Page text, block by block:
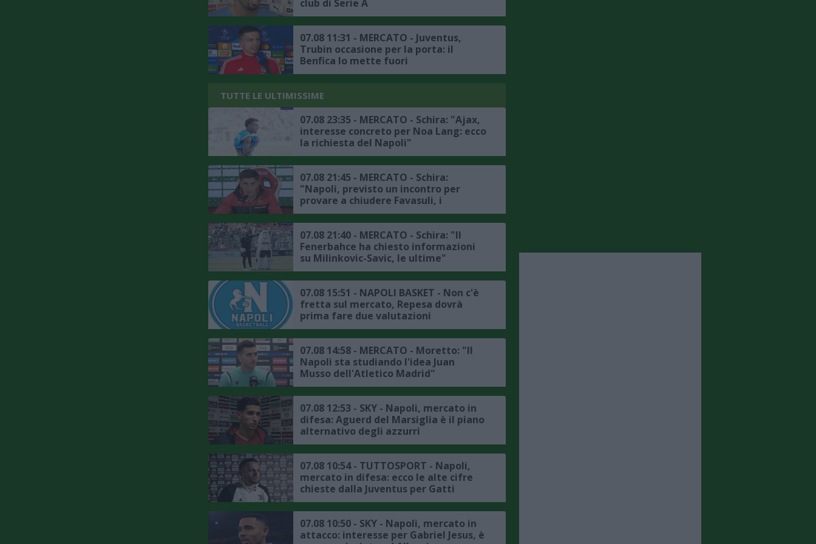
club di Serie A
07.08 11:31 - MERCATO - Juventus,
Trubin occasione per la porta: il
Benfica lo mette fuori
TUTTE LE ULTIMISSIME
07.08 23:35 - MERCATO - Schira: "Ajax,
interesse concreto per Noa Lang: ecco
la richiesta del Napoli"
07.08 21:45 - MERCATO - Schira:
"Napoli, previsto un incontro per
provare a chiudere Favasuli, i
dettagli"
07.08 21:40 - MERCATO - Schira: "Il
Fenerbahce ha chiesto informazioni
su Milinkovic-Savic, le ultime"
07.08 15:51 - NAPOLI BASKET - Non c'è
fretta sul mercato, Repesa dovrà
prima fare due valutazioni
07.08 14:58 - MERCATO - Moretto: "Il
Napoli sta studiando l'idea Juan
Musso dell'Atletico Madrid"
07.08 12:53 - SKY - Napoli, mercato in
difesa: Aguerd del Marsiglia è il piano
alternativo degli azzurri
07.08 10:54 - TUTTOSPORT - Napoli,
mercato in difesa: ecco le alte cifre
chieste dalla Juventus per Gatti
07.08 10:50 - SKY - Napoli, mercato in
attacco: interesse per Gabriel Jesus, è